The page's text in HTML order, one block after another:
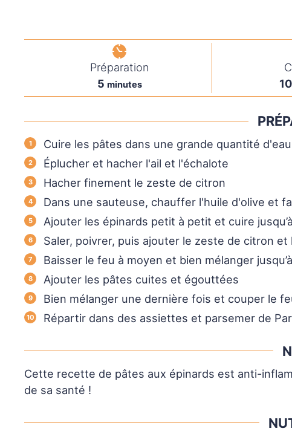
Préparation
5 minutes
10
Cuire les pâtes dans une grande quantité
Éplucher et hacher l'ail et l'échalote
Hacher finement le zeste de citron
Dans une sauteuse, chauffer l'huile d'olive et
Ajouter les épinards petit à petit et cuire
Saler, poivrer, puis ajouter le zeste de citron et
Baisser le feu à moyen et bien mélanger
Ajouter les pâtes cuites et égouttées
Bien mélanger une dernière fois et couper le
Répartir dans des assiettes et parsemer de
Cette recette de pâtes aux épinards est anti-
de sa santé !